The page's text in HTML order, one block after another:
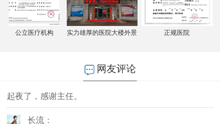
公立医疗机构 实力雄厚的医院大楼外景 正规医院
网友评论
小李：
医院环境不错，就是人有点多，多亏手机预约了，
不然排队都要排好久…
陪老公一块去的，环境不错，第二天老公就不怎么
起夜了，感谢主任。
长流：